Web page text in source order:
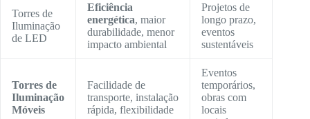
Torres de
Iluminação
de LED
Eficiência
energética, maior
durabilidade, menor
impacto ambiental
Projetos de
longo prazo,
eventos
sustentáveis
Torres de
Iluminação
Móveis
Facilidade de
transporte, instalação
rápida, flexibilidade
Eventos
temporários,
obras com
locais